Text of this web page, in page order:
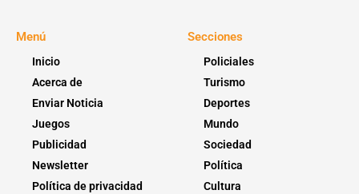
Menú
Inicio
Acerca de
Enviar Noticia
Juegos
Publicidad
Newsletter
Política de privacidad
Secciones
Policiales
Turismo
Deportes
Mundo
Sociedad
Política
Cultura